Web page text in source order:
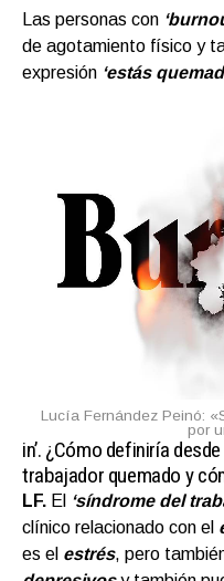
Las personas con
de agotamiento físico y
expresión ‘estás
Lucía Fernández Peinó:
por
in’. ¿Cómo definiría
trabajador quemado y
LF. El ‘síndrome del
clínico relacionado con el
es el estrés, pero